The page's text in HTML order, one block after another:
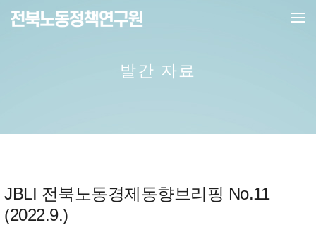
메뉴 건너뛰기
발간 자료
JBLI 전북노동경제동향브리핑 No.11
(2022.9.)